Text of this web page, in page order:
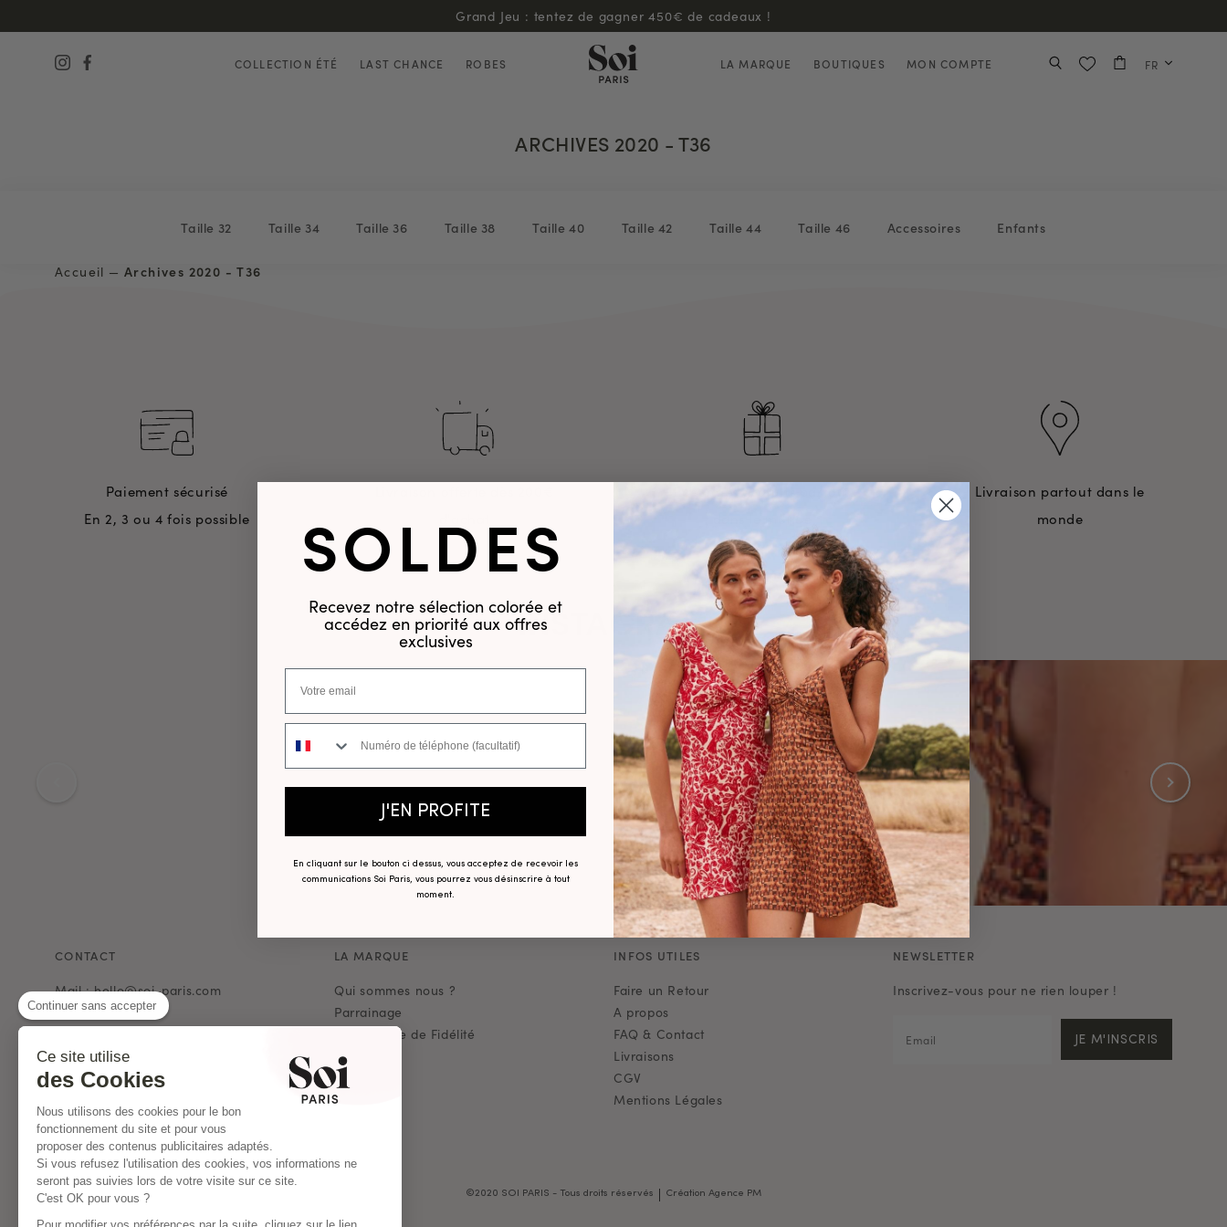
Grand Jeu : tentez de gagner 450€ de cadeaux !
COLLECTION ÉTÉ LAST CHANCE ROBES LA MARQUE BOUTIQUES MON COMPTE FR
ARCHIVES 2020 - T36
Taille 32 Taille 34 Taille 36 Taille 38 Taille 40 Taille 42 Taille 44 Taille 46 Accessoires Enfants
Accueil — Archives 2020 - T36
Paiement sécurisé
En 2, 3 ou 4 fois possible
Echanges gratuits partout
Livraison partout dans le
monde
INSTAGRAM
CONTACT
Mail : hello@soi-paris.com
Whatsapp
LA MARQUE
Qui sommes nous ?
Parrainage
Programme de Fidélité
Journal
Presse
Soldes
INFOS UTILES
Faire un Retour
A propos
FAQ & Contact
Livraisons
CGV
Mentions Légales
NEWSLETTER
Inscrivez-vous pour ne rien louper !
JE M'INSCRIS
©2020 SOI PARIS - Tous droits réservés | Création Agence PM
Continuer sans accepter
Ce site utilise
des Cookies
Nous utilisons des cookies pour le bon
fonctionnement du site et pour vous
proposer des contenus publicitaires adaptés.
Si vous refusez l'utilisation des cookies, vos informations ne
seront pas suivies lors de votre visite sur ce site.
C'est OK pour vous ?
Pour modifier vos préférences par la suite, cliquez sur le lien
SOLDES
Recevez notre sélection colorée et
accédez en priorité aux offres
exclusives
Numéro de téléphone
J'EN PROFITE
En cliquant sur le bouton ci dessus, vous acceptez de recevoir les
communications Soi Paris, vous pourrez vous désinscrire à tout
moment.